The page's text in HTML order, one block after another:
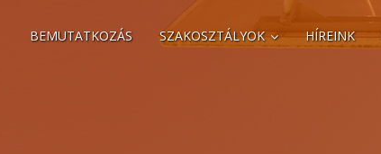
BEMUTATKOZÁS SZAKOSZTÁLYOK HÍREINK